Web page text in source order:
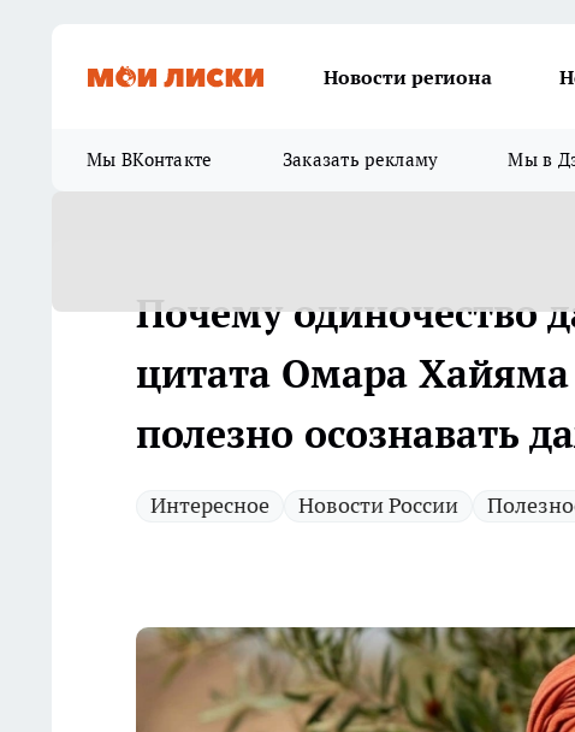
Новости региона
Мы ВКонтакте Заказать рекламу Мы в
Почему одиночество
цитата Омара Хайяма
полезно осознавать
Интересное Новости России